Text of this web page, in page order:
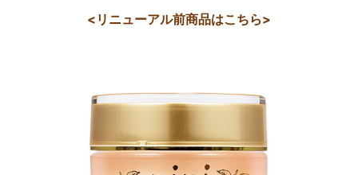
<リニューアル前商品はこちら>